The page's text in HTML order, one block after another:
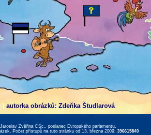
autorka obrázků: Zdeňka Študlarová
Zvěřina CSc., poslanec Evropského parlamentu,
. Počet přístupů na tuto stránku od 13. března 2009: 396615840